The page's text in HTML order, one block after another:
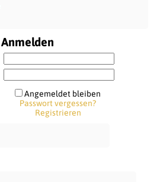
Anmelden
Angemeldet bleiben
Passwort vergessen?
Registrieren